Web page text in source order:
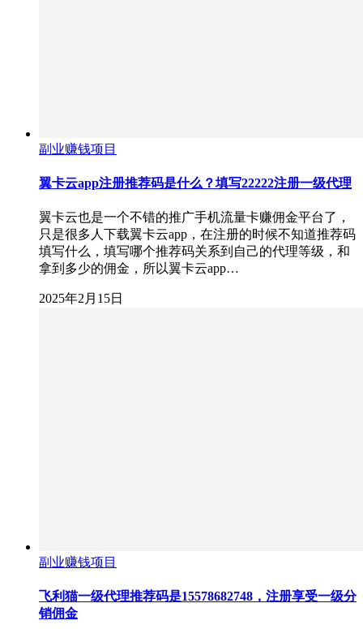
副业赚钱项目
翼卡云app注册推荐码是什么？填写22222注册一级代理
翼卡云也是一个不错的推广手机流量卡赚佣金平台了，
只是很多人下载翼卡云app，在注册的时候不知道推荐码
填写什么，填写哪个推荐码关系到自己的代理等级，和
拿到多少的佣金，所以翼卡云app…
2025年2月15日
副业赚钱项目
飞利猫一级代理推荐码是15578682748，注册享受一级分
销佣金